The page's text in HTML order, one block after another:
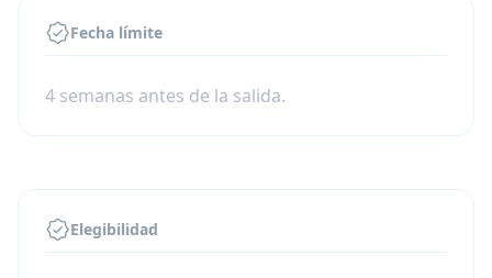
Fecha límite
4 semanas antes de la salida.
Elegibilidad